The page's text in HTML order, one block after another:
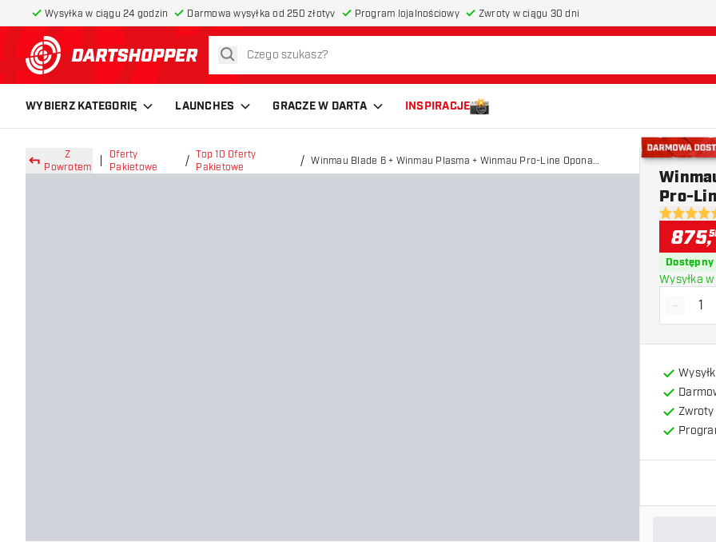
Wysyłka w ciągu 24 godzin Darmowa wysyłka od 250 złotyv Program lojalnościowy Zwroty w ciągu 30 dni
powrót do strony głównej
szukaj
WYBIERZ KATEGORIĘ LAUNCHES GRACZE W DARTA INSPIRACJE
Z
Powrotem
Oferty
Pakietowe
Top 10 Oferty
Pakietowe
Winmau Blade 6 + Winmau Plasma + Winmau Pro-Line Opona
Ochronna Bundle
Darmowa
4.5
Pro-
875,
Dostępny
Wysyłka
-
Zwroty